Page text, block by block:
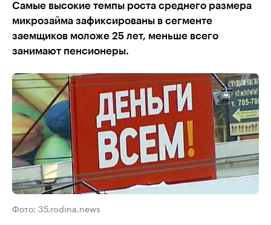
Самые высокие темпы роста среднего размера
микрозайма зафиксированы в сегменте
заемщиков моложе 25 лет, меньше всего
занимают пенсионеры.
Фото: 35.rodina.news